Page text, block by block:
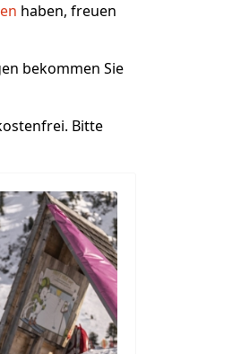
haben, freuen
bekommen Sie
Bitte